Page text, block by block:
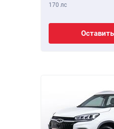
170 лс